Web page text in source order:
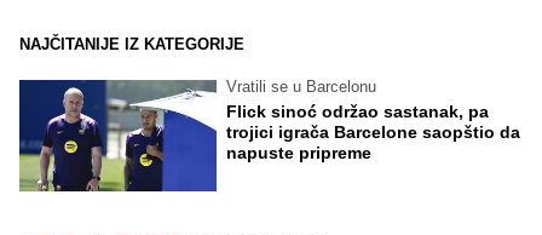
NAJČITANIJE IZ KATEGORIJE
Vratili se u Barcelonu
Flick sinoć održao sastanak, pa
trojici igrača Barcelone saopštio da
napuste pripreme